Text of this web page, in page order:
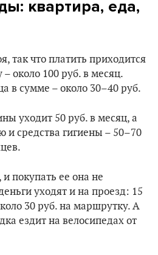
квартира, еда,
так что платить приходится
около 100 руб. в месяц.
в сумме – около 30–40 руб.
уходит 50 руб. в месяц, а
и средства гигиены – 50–70
покупать ее она не
уходят и на проезд: 15
30 руб. на маршрутку. А
ездит на велосипедах от